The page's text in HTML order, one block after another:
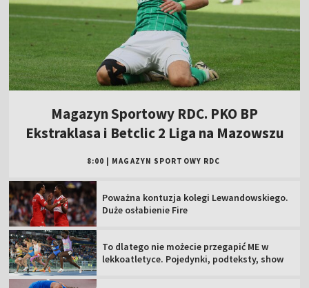
Magazyn Sportowy RDC. PKO BP
Ekstraklasa i Betclic 2 Liga na Mazowszu
8:00 MAGAZYN SPORTOWY RDC
Poważna kontuzja kolegi Lewandowskiego.
Duże osłabienie Fire
To dlatego nie możecie przegapić ME w
lekkoatletyce. Pojedynki, podteksty, show